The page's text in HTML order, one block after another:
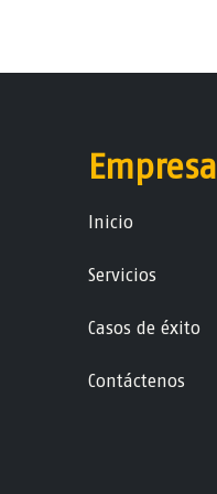
Empresa
Ini​ci​o
Servicios
Casos de éxito
Contáctenos